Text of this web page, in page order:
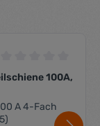
Durchschnittliche
100A,
A 4-Fach